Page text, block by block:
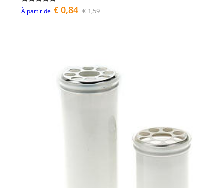
À partir de € 0,84 € 1,59